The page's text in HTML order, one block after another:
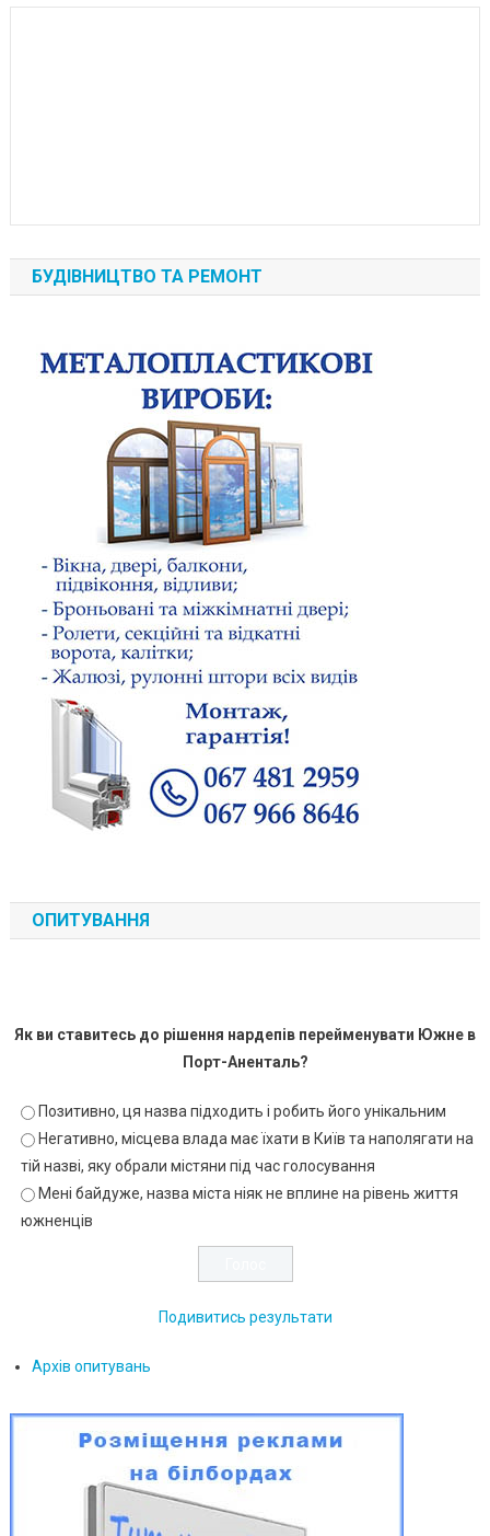
БУДІВНИЦТВО ТА РЕМОНТ
ОПИТУВАННЯ
Як ви ставитесь до рішення нардепів перейменувати Южне в
Порт-Аненталь?
Позитивно, ця назва підходить і робить його унікальним
Негативно, місцева влада має їхати в Київ та наполягати на
тій назві, яку обрали містяни під час голосування
Мені байдуже, назва міста ніяк не вплине на рівень життя
южненців
Подивитись результати
Архів опитувань